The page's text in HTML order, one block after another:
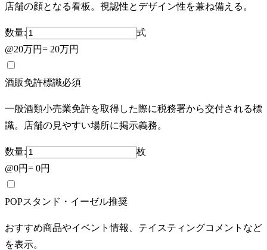
店舗の顔となる看板。視認性とデザイン性を兼ね備える。
数量:
式
@20万円= 20万円
酒販免許標識必須
一般酒類小売業免許を取得した際に税務署から交付される標
識。店舗の見やすい場所に掲示義務。
数量:
枚
@0円= 0円
POPスタンド・イーゼル推奨
おすすめ商品やイベント情報、テイスティングコメントなど
を表示。